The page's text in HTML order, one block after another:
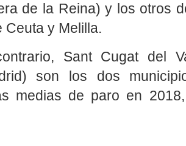
de la Reina) y los otros
Ceuta y Melilla.
Sant Cugat del
son los dos
medias de paro en